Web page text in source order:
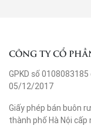
CÔNG TY CỔ
GPKD số
05/12/2017
Giấy phép bán buôn
thành phố Hà Nội